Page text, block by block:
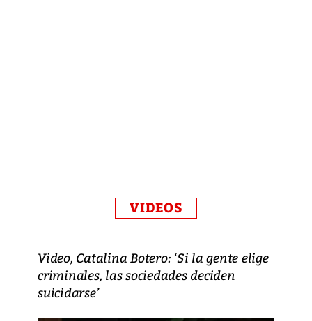
VIDEOS
Video, Catalina Botero: ‘Si la gente elige
criminales, las sociedades deciden
suicidarse’